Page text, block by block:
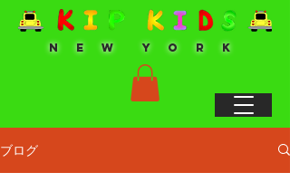
N E W Y O R K
ブログ